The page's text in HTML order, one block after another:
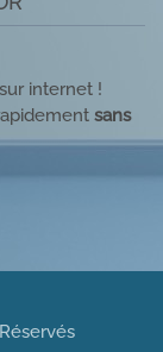
internet !
sans